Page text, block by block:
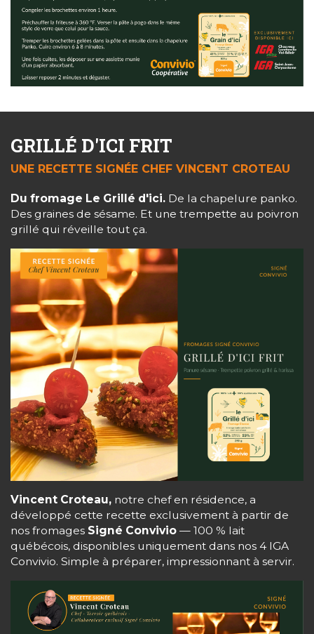
GRILLÉ D'ICI FRIT
UNE RECETTE SIGNÉE CHEF VINCENT CROTEAU
Du fromage Le Grillé d'ici. De la chapelure panko.
Des graines de sésame. Et une trempette au poivron
grillé qui réveille tout ça.
Vincent Croteau, notre chef en résidence, a
développé cette recette exclusivement à partir de
nos fromages Signé Convivio — 100 % lait
québécois, disponibles uniquement dans nos 4 IGA
Convivio. Simple à préparer, impressionnant à servir.